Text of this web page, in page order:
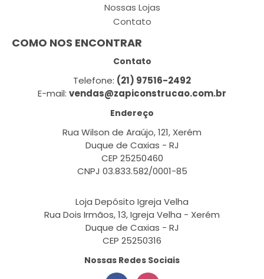
Nossas Lojas
Contato
COMO NOS ENCONTRAR
Contato
Telefone: (21) 97516-2492
E-mail: vendas@zapiconstrucao.com.br
Endereço
Rua Wilson de Araújo, 121, Xerém
Duque de Caxias - RJ
CEP 25250460
CNPJ 03.833.582/0001-85
Loja Depósito Igreja Velha
Rua Dois Irmãos, 13, Igreja Velha - Xerém
Duque de Caxias - RJ
CEP 25250316
Nossas Redes Sociais